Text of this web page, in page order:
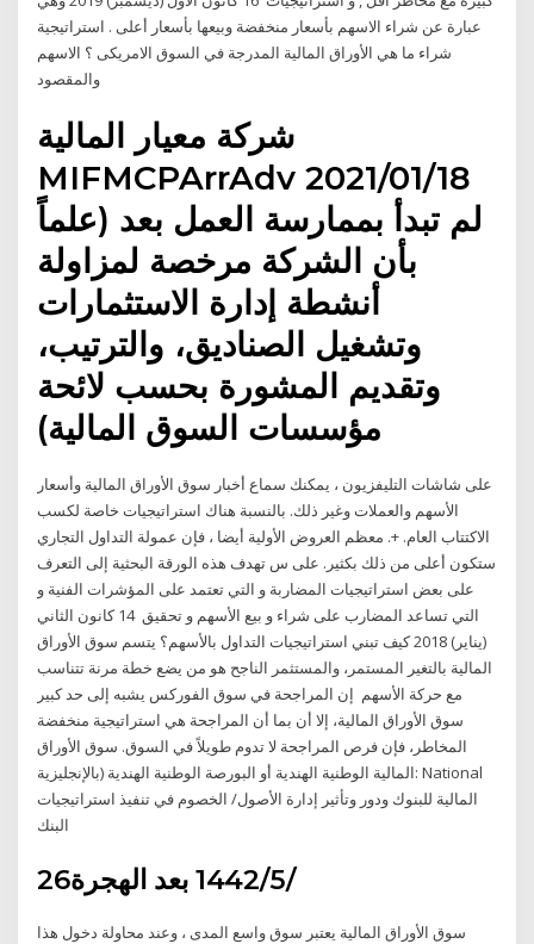
عبارة عن شراء الاسهم بأسعار منخفضة وبيعها بأسعار أعلى . استراتيجية
شراء ما هي الأوراق المالية المدرجة في السوق الامريكى ؟ الاسهم
شركة معيار المالية
MIFMCPArrAdv 2021/01/18
لم تبدأ بممارسة العمل بعد (علماً
بأن الشركة مرخصة لمزاولة
أنشطة إدارة الاستثمارات
وتشغيل الصناديق، والترتيب،
وتقديم المشورة بحسب لائحة
مؤسسات السوق المالية)
على شاشات التليفزيون ، يمكنك سماع أخبار سوق الأوراق المالية وأسعار
الأسهم والعملات وغير ذلك. بالنسبة هناك استراتيجيات خاصة لكسب
الاكتتاب العام. +. معظم العروض الأولية أيضا ، فإن عمولة التداول التجاري
ستكون أعلى من ذلك بكثير. على س تهدف هذه الورقة البحثية إلى التعرف
على بعض استراتيجيات المضاربة و التي تعتمد على المؤشرات الفنية و
التي تساعد المضارب على شراء و بيع الأسهم و تحقيق 14 كانون الثاني
(يناير) 2018 كيف تبني استراتيجيات التداول بالأسهم؟ يتسم سوق الأوراق
المالية بالتغير المستمر، والمستثمر الناجح هو من يضع خطة مرنة تتناسب
مع حركة الأسهم إن المراجحة في سوق الفوركس يشبه إلى حد كبير
سوق الأوراق المالية، إلا أن بما أن المراجحة هي استراتيجية منخفضة
المخاطر، فإن فرص المراجحة لا تدوم طويلاً في السوق. سوق الأوراق
المالية الوطنية الهندية أو البورصة الوطنية الهندية (بالإنجليزية: National
المالية للبنوك ودور وتأثير إدارة الأصول/ الخصوم في تنفيذ استراتيجيات
26‏‏/5‏‏/1442 بعد الهجرة
سوق الأوراق المالية يعتبر سوق واسع المدى ، وعند محاولة دخول هذا